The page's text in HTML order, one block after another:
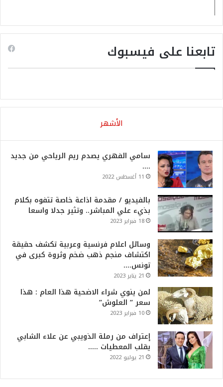
تابعنا على فيسبوك
الأشهر
سامي الفهري يصدم ريم الرياحي من جديد
….
11 أغسطس 2022
بالفيديو / مقدمة اذاعة خاصة تتفوه بكلام
بذيء علي المباشر.. وتثير جدلا واسعا
18 فبراير 2023
وسائل اعلام فرنسية وعربية تكشف حقيقة
اكتشاف منجم ذهب ضخم وثروة كبرى في
تونس….
21 يناير 2023
لمن ينوي شراء الاضحية هذا العام : هذا
سعر ” العلوش”
10 فبراير 2023
إعتراف من رملة الذويبي عن علاء الشابي
يقلب المعطيات …..
21 يوليو 2022